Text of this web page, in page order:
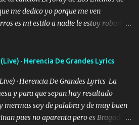
me dedico yo porque me ven
es mi estilo a nadie le estoy robando
dejé el dinero estaba escaso Mi
nunca les faltará nada mis dos hijos y
Me rodearon y la puerta me
me llevaron me achacaba cargos
gritaba a donde tienes el clavo Yo me
· Herencia De Grandes Lyrics
· Herencia De Grandes Lyrics La
y para que sepan hay resultado
mermas soy de palabra y de muy buen
pues no aparenta pero es Bragado a